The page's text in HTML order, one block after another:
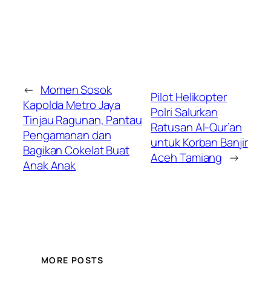
← Momen Sosok
Kapolda Metro Jaya
Tinjau Ragunan, Pantau
Pengamanan dan
Bagikan Cokelat Buat
Anak Anak
Pilot Helikopter
Polri Salurkan
Ratusan Al-Qur’an
untuk Korban Banjir
Aceh Tamiang →
MORE POSTS